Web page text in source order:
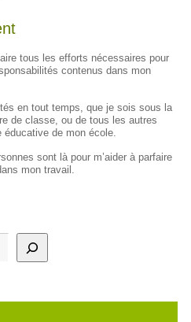
tous les efforts nécessaires pour
contenus dans mon
en tout temps, que je sois sous la
de classe, ou de tous les autres
éducative de mon école.
sont là pour m’aider à parfaire
mon travail.